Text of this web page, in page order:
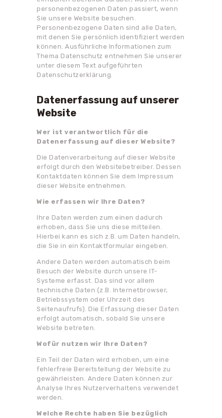
personenbezogenen Daten passiert, wenn
Sie unsere Website besuchen.
Personenbezogene Daten sind alle Daten,
mit denen Sie persönlich identifiziert werden
können. Ausführliche Informationen zum
Thema Datenschutz entnehmen Sie unserer
unter diesem Text aufgeführten
Datenschutzerklärung.
Datenerfassung auf unserer
Website
Wer ist verantwortlich für die
Datenerfassung auf dieser Website?
Die Datenverarbeitung auf dieser Website
erfolgt durch den Websitebetreiber. Dessen
Kontaktdaten können Sie dem Impressum
dieser Website entnehmen.
Wie erfassen wir Ihre Daten?
Ihre Daten werden zum einen dadurch
erhoben, dass Sie uns diese mitteilen.
Hierbei kann es sich z.B. um Daten handeln,
die Sie in ein Kontaktformular eingeben.
Andere Daten werden automatisch beim
Besuch der Website durch unsere IT-
Systeme erfasst. Das sind vor allem
technische Daten (z.B. Internetbrowser,
Betriebssystem oder Uhrzeit des
Seitenaufrufs). Die Erfassung dieser Daten
erfolgt automatisch, sobald Sie unsere
Website betreten.
Wofür nutzen wir Ihre Daten?
Ein Teil der Daten wird erhoben, um eine
fehlerfreie Bereitstellung der Website zu
gewährleisten. Andere Daten können zur
Analyse Ihres Nutzerverhaltens verwendet
werden.
Welche Rechte haben Sie bezüglich